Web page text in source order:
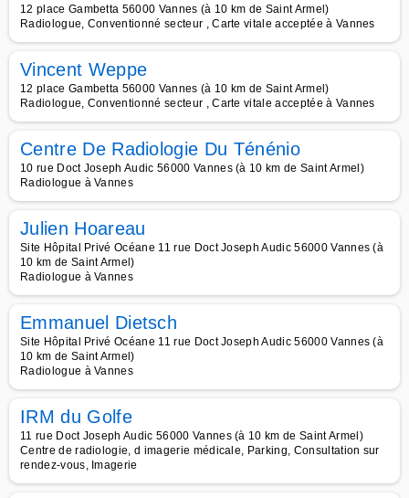
12 place Gambetta 56000 Vannes (à 10 km de Saint Armel)
Radiologue, Conventionné secteur , Carte vitale acceptée à Vannes
Vincent Weppe
12 place Gambetta 56000 Vannes (à 10 km de Saint Armel)
Radiologue, Conventionné secteur , Carte vitale acceptée à Vannes
Centre De Radiologie Du Ténénio
10 rue Doct Joseph Audic 56000 Vannes (à 10 km de Saint Armel)
Radiologue à Vannes
Julien Hoareau
Site Hôpital Privé Océane 11 rue Doct Joseph Audic 56000 Vannes (à
10 km de Saint Armel)
Radiologue à Vannes
Emmanuel Dietsch
Site Hôpital Privé Océane 11 rue Doct Joseph Audic 56000 Vannes (à
10 km de Saint Armel)
Radiologue à Vannes
IRM du Golfe
11 rue Doct Joseph Audic 56000 Vannes (à 10 km de Saint Armel)
Centre de radiologie, d imagerie médicale, Parking, Consultation sur
rendez-vous, Imagerie